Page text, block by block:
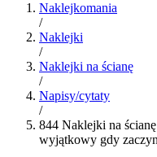
Naklejkomania
/
Naklejki
/
Naklejki na ścianę
/
Napisy/cytaty
/
844 Naklejki na
wyjątkowy gdy